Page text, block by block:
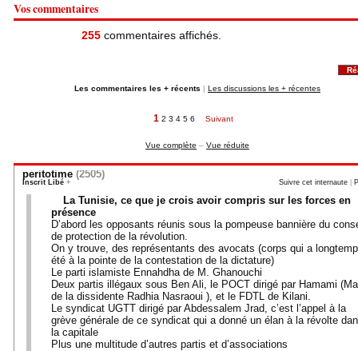
Vos commentaires
255 commentaires affichés.
Les commentaires les + récents | Les discussions les + récentes
1 2 3 4 5 6 Suivant
Vue complète – Vue réduite
peritotime (2505)
Inscrit Libé + Suivre cet internaute
La Tunisie, ce que je crois avoir compris sur les forces en
présence
D’abord les opposants réunis sous la pompeuse bannière du
de protection de la révolution.
On y trouve, des représentants des avocats (corps qui a
été à la pointe de la contestation de la dictature)
Le parti islamiste Ennahdha de M. Ghanouchi
Deux partis illégaux sous Ben Ali, le POCT dirigé par Hamami
de la dissidente Radhia Nasraoui ), et le FDTL de Kilani.
Le syndicat UGTT dirigé par Abdessalem Jrad, c’est l’appel à la
grève générale de ce syndicat qui a donné un élan à la révolte
la capitale
Plus une multitude d’autres partis et d’associations